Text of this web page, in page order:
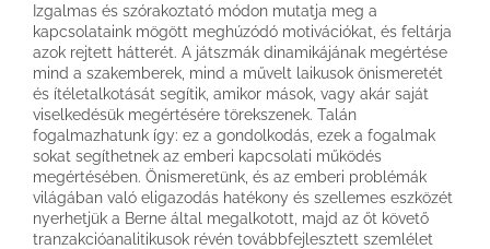
Izgalmas és szórakoztató módon mutatja meg a
kapcsolataink mögött meghúzódó motivációkat, és feltárja
azok rejtett hátterét. A játszmák dinamikájának megértése
mind a szakemberek, mind a művelt laikusok önismeretét
és ítéletalkotását segítik, amikor mások, vagy akár saját
viselkedésük megértésére törekszenek. Talán
fogalmazhatunk így: ez a gondolkodás, ezek a fogalmak
sokat segíthetnek az emberi kapcsolati működés
megértésében. Önismeretünk, és az emberi problémák
világában való eligazodás hatékony és szellemes eszközét
nyerhetjük a Berne által megalkotott, majd az őt követő
tranzakcióanalitikusok révén továbbfejlesztett szemlélet